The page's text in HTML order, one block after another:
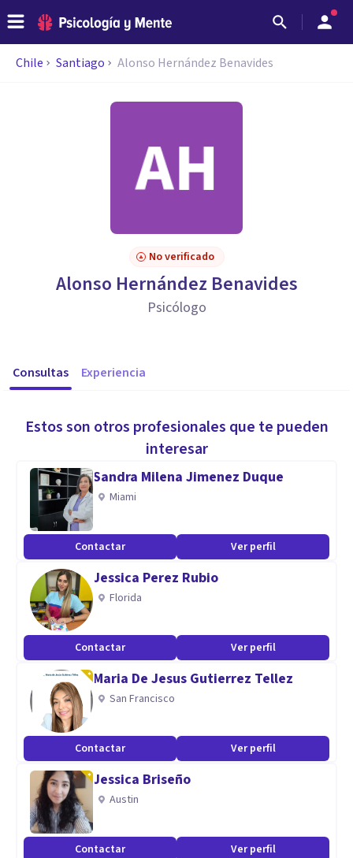
Chile Santiago Alonso Hernández Benavides
No verificado
Alonso Hernández Benavides
Psicólogo
Consultas Experiencia
Estos son otros profesionales que te pueden
interesar
Sandra Milena Jimenez Duque
Miami
Contactar Ver perfil
Jessica Perez Rubio
Florida
Contactar Ver perfil
Maria De Jesus Gutierrez Tellez
San Francisco
Contactar Ver perfil
Jessica Briseño
Austin
Contactar Ver perfil